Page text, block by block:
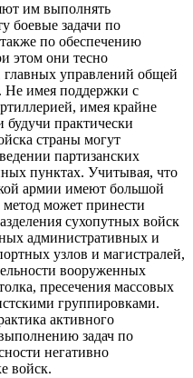
им выполнять
боевые задачи по
по обеспечению
этом они тесно
управлений общей
Не имея поддержки с
имея крайне
будучи практически
страны могут
партизанских
пунктах. Учитывая, что
армии имеют большой
может принести
сухопутных войск
административных и
узлов и магистралей,
вооруженных
пресечения массовых
группировками.
активного
задач по
негативно
войск.